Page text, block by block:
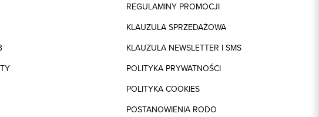
REGULAMINY PROMOCJI
KLAUZULA SPRZEDAŻOWA
KLAUZULA NEWSLETTER I SMS
POLITYKA PRYWATNOŚCI
POLITYKA COOKIES
POSTANOWIENIA RODO